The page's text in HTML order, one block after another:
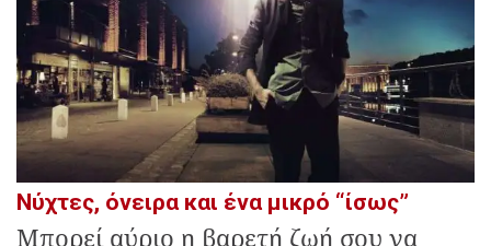
Νύχτες, όνειρα και ένα μικρό “ίσως”
Μπορεί αύριο η βαρετή ζωή σου να